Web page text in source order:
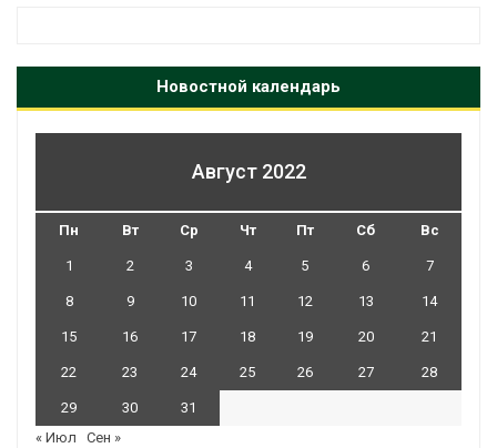
Новостной календарь
Август 2022
Пн Вт Ср Чт Пт Сб Вс
1 2 3 4 5 6 7
8 9 10 11 12 13 14
15 16 17 18 19 20 21
22 23 24 25 26 27 28
29 30
31
« Июл
Сен »